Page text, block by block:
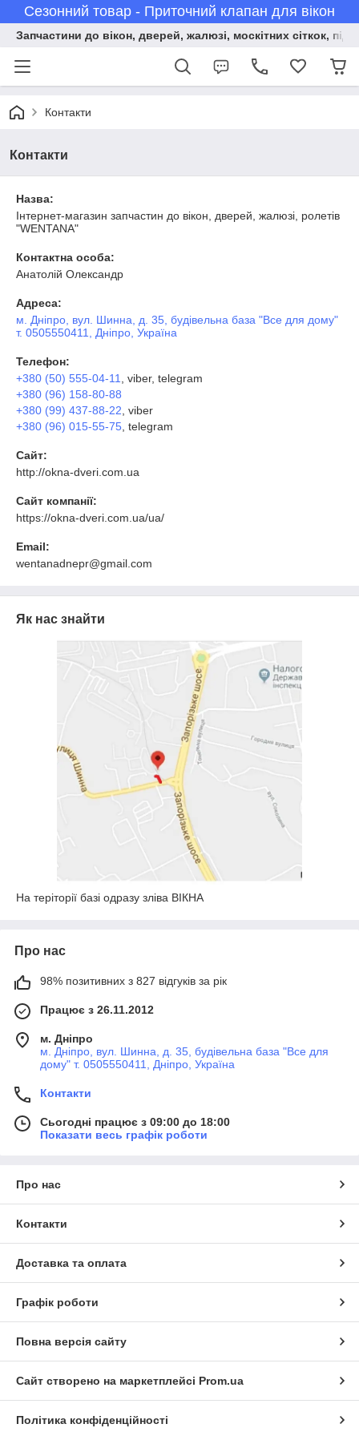
Сезонний товар - Приточний клапан для вікон
Запчастини до вікон, дверей, жалюзі, москітних сіткок,
Контакти
Контакти
Назва:
Інтернет-магазин запчастин до вікон, дверей, жалюзі, ролетів
"WENTANA"
Контактна особа:
Анатолій Олександр
Адреса:
м. Дніпро, вул. Шинна, д. 35, будівельна база "Все для дому"
т. 0505550411, Дніпро, Україна
Телефон:
+380 (50) 555-04-11
, viber, telegram
+380 (96) 158-80-88
+380 (99) 437-88-22 , viber
+380 (96) 015-55-75 , telegram
Сайт:
http://okna-dveri.com.ua
Сайт компанії:
https://okna-dveri.com.ua/ua/
Email:
wentanadnepr@gmail.com
Як нас знайти
На теріторії базі одразу зліва ВІКНА
Про нас
98% позитивних з 827 відгуків за рік
Працює з 26.11.2012
м. Дніпро
м. Дніпро, вул. Шинна, д. 35, будівельна база "Все для
дому" т. 0505550411, Дніпро, Україна
Контакти
Сьогодні працює з 09:00 до 18:00
Показати весь графік роботи
Про нас
Контакти
Доставка та оплата
Графік роботи
Повна версія сайту
Сайт створено на маркетплейсі Prom.ua
Політика конфіденційності